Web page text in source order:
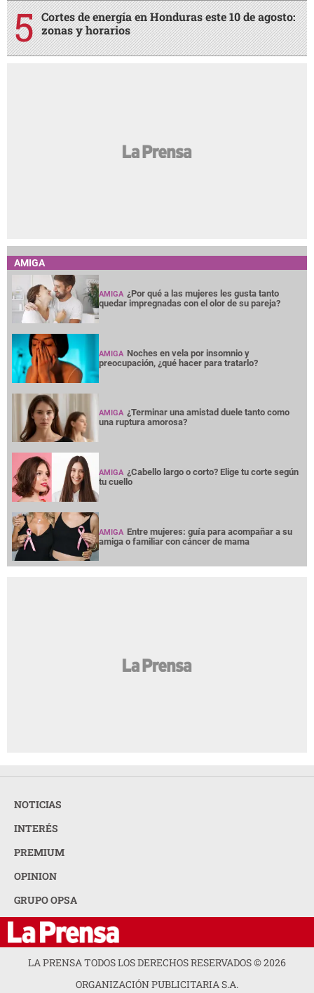
Cortes de energía en Honduras este 10 de agosto:
zonas y horarios
AMIGA
AMIGA ¿Por qué a las mujeres les gusta tanto
quedar impregnadas con el olor de su pareja?
AMIGA Noches en vela por insomnio y
preocupación, ¿qué hacer para tratarlo?
AMIGA ¿Terminar una amistad duele tanto como
una ruptura amorosa?
AMIGA ¿Cabello largo o corto? Elige tu corte según
tu cuello
AMIGA Entre mujeres: guía para acompañar a su
amiga o familiar con cáncer de mama
NOTICIAS
INTERÉS
PREMIUM
OPINION
GRUPO OPSA
LA PRENSA TODOS LOS DERECHOS RESERVADOS ©2026
ORGANIZACIÓN PUBLICITARIA S.A.